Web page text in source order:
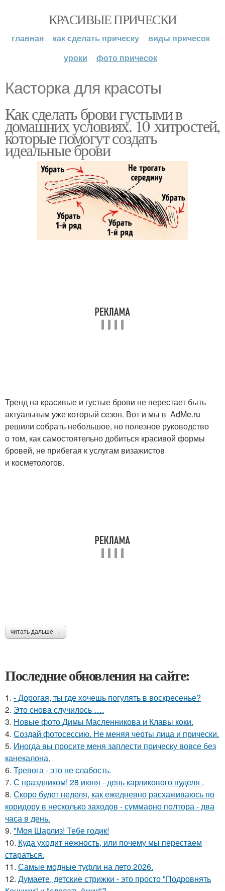
КРАСИВЫЕ ПРИЧЕСКИ
главная как сделать прическу
виды причесок
уроки
фото причесок
Касторка для красоты
Как сделать брови густыми в
домашних условиях. 10 хитростей,
которые помогут создать
идеальные брови
Тренд на красивые и густые брови не перестает быть
актуальным уже который сезон. Вот и мы в AdMe.ru
решили собрать небольшое, но полезное руководство
о том, как самостоятельно добиться красивой формы
бровей, не прибегая к услугам визажистов
и косметологов.
читать дальше →
Последние обновления на сайте:
1. - Дорогая, ты где хочешь погулять в воскресенье?
2. Это снова случилось ….
3. Новые фото Димы Масленникова и Клавы коки.
4. Создай фотосессию. Не меняя черты лица и прически.
5. Иногда вы просите меня заплести прическу вовсе без
канекалона.
6. Тревога - это не слабость.
7. С праздником! 28 июня - день карликового пуделя .
8. Скоро будет неделя, как ежедневно расхаживаюсь по
коридору в несколько заходов - суммарно полтора - два
часа в день.
9. "Моя Шарлиз! Тебе годик!
10. Куда уходит нежность, или почему мы перестаем
стараться.
11. Самые модные туфли на лето 2026.
12. Думаете, детские стрижки - это просто "Подровнять